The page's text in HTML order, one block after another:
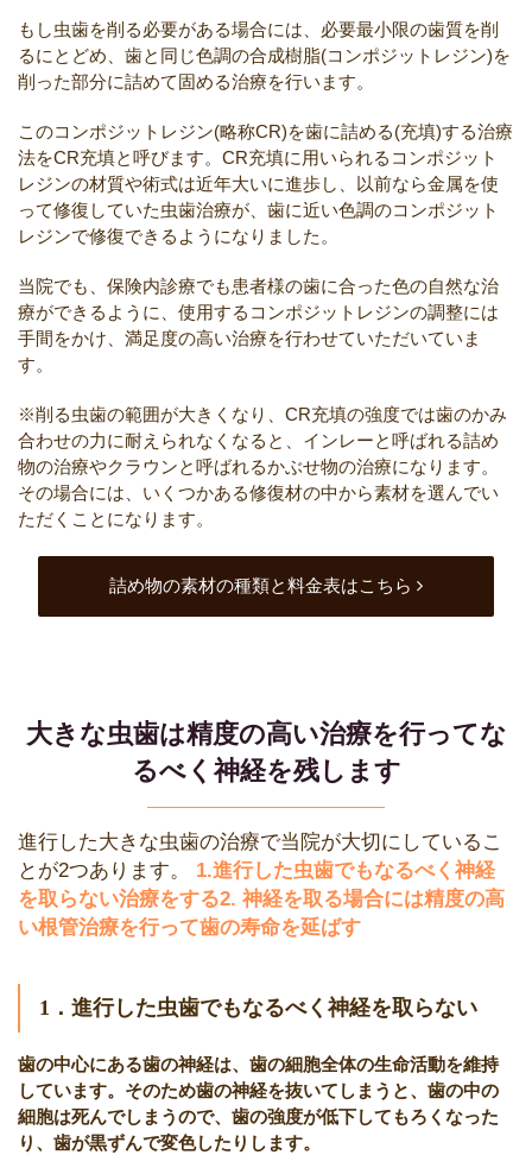
もし虫歯を削る必要がある場合には、必要最小限の歯質を削
るにとどめ、歯と同じ色調の合成樹脂(コンポジットレジン)を
削った部分に詰めて固める治療を行います。
このコンポジットレジン(略称CR)を歯に詰める(充填)する治療
法をCR充填と呼びます。CR充填に用いられるコンポジット
レジンの材質や術式は近年大いに進歩し、以前なら金属を使
って修復していた虫歯治療が、歯に近い色調のコンポジット
レジンで修復できるようになりました。
当院でも、保険内診療でも患者様の歯に合った色の自然な治
療ができるように、使用するコンポジットレジンの調整には
手間をかけ、満足度の高い治療を行わせていただいていま
す。
※削る虫歯の範囲が大きくなり、CR充填の強度では歯のかみ
合わせの力に耐えられなくなると、インレーと呼ばれる詰め
物の治療やクラウンと呼ばれるかぶせ物の治療になります。
その場合には、いくつかある修復材の中から素材を選んでい
ただくことになります。
詰め物の素材の種類と料金表はこちら
大きな虫歯は精度の高い治療を行ってな
るべく神経を残します
進行した大きな虫歯の治療で当院が大切にしているこ
とが2つあります。
1.進行した虫歯でもなるべく神経
を取らない治療をする2. 神経を取る場合には精度の高
い根管治療を行って歯の寿命を延ばす
1．進行した虫歯でもなるべく神経を取らない
歯の中心にある歯の神経は、歯の細胞全体の生命活動を維持
しています。そのため歯の神経を抜いてしまうと、歯の中の
細胞は死んでしまうので、歯の強度が低下してもろくなった
り、歯が黒ずんで変色したりします。